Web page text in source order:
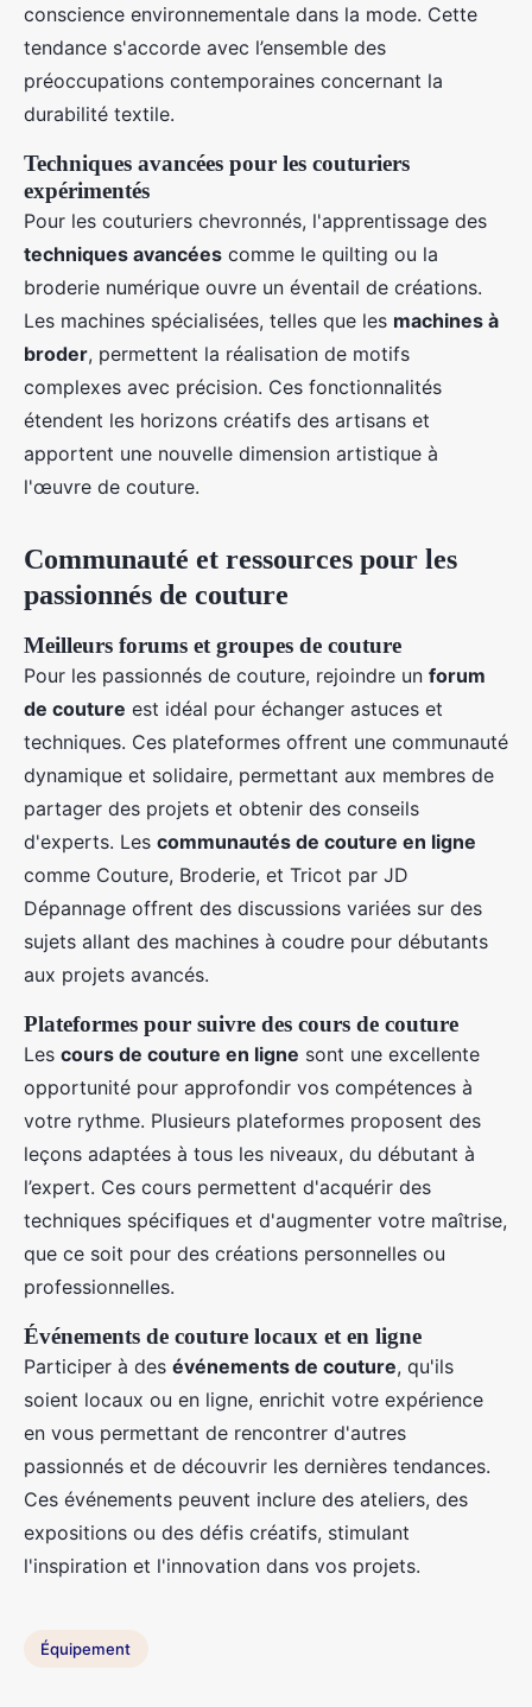
conscience environnementale dans la mode. Cette
tendance s'accorde avec l’ensemble des
préoccupations contemporaines concernant la
durabilité textile.
Techniques avancées pour les couturiers
expérimentés
Pour les couturiers chevronnés, l'apprentissage des
techniques avancées comme le quilting ou la
broderie numérique ouvre un éventail de créations.
Les machines spécialisées, telles que les machines à
broder, permettent la réalisation de motifs
complexes avec précision. Ces fonctionnalités
étendent les horizons créatifs des artisans et
apportent une nouvelle dimension artistique à
l'œuvre de couture.
Communauté et ressources pour les
passionnés de couture
Meilleurs forums et groupes de couture
Pour les passionnés de couture, rejoindre un forum
de couture est idéal pour échanger astuces et
techniques. Ces plateformes offrent une communauté
dynamique et solidaire, permettant aux membres de
partager des projets et obtenir des conseils
d'experts. Les communautés de couture en ligne
comme Couture, Broderie, et Tricot par JD
Dépannage offrent des discussions variées sur des
sujets allant des machines à coudre pour débutants
aux projets avancés.
Plateformes pour suivre des cours de couture
Les cours de couture en ligne sont une excellente
opportunité pour approfondir vos compétences à
votre rythme. Plusieurs plateformes proposent des
leçons adaptées à tous les niveaux, du débutant à
l’expert. Ces cours permettent d'acquérir des
techniques spécifiques et d'augmenter votre maîtrise,
que ce soit pour des créations personnelles ou
professionnelles.
Événements de couture locaux et en ligne
Participer à des événements de couture, qu'ils
soient locaux ou en ligne, enrichit votre expérience
en vous permettant de rencontrer d'autres
passionnés et de découvrir les dernières tendances.
Ces événements peuvent inclure des ateliers, des
expositions ou des défis créatifs, stimulant
l'inspiration et l'innovation dans vos projets.
Équipement